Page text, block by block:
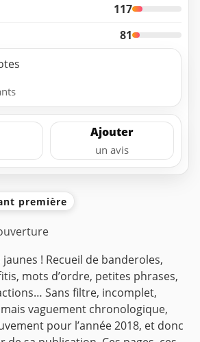
117
81
Ajouter
un avis
première
! Recueil de banderoles,
mots d’ordre, petites phrases,
Sans filtre, incomplet,
vaguement chronologique,
pour l’année 2018, et donc